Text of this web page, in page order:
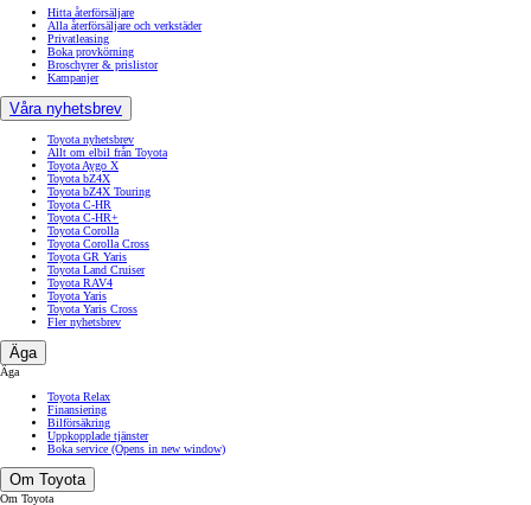
Hitta återförsäljare
Alla återförsäljare och verkstäder
Privatleasing
Boka provkörning
Broschyrer & prislistor
Kampanjer
Våra nyhetsbrev
Toyota nyhetsbrev
Allt om elbil från Toyota
Toyota Aygo X
Toyota bZ4X
Toyota bZ4X Touring
Toyota C-HR
Toyota C-HR+
Toyota Corolla
Toyota Corolla Cross
Toyota GR Yaris
Toyota Land Cruiser
Toyota RAV4
Toyota Yaris
Toyota Yaris Cross
Fler nyhetsbrev
Äga
Äga
Toyota Relax
Finansiering
Bilförsäkring
Uppkopplade tjänster
Boka service (Opens in new window)
Om Toyota
Om Toyota